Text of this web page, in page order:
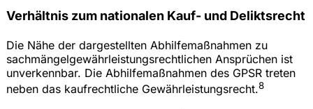
Verhältnis zum nationalen Kauf- und Deliktsrecht
Die Nähe der dargestellten Abhilfemaßnahmen zu
sachmängelgewährleistungsrechtlichen Ansprüchen ist
unverkennbar. Die Abhilfemaßnahmen des GPSR treten
neben das kaufrechtliche Gewährleistungsrecht.8